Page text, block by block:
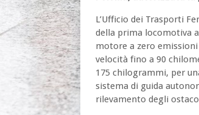
L’Ufficio dei Trasporti
della prima locomotiva
motore a zero emissioni
velocità fino a 90
175 chilogrammi, per
sistema di guida
rilevamento degli